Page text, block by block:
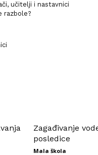
učitelji i nastavnici
razbole?
Zagađivanje
posledice
Mala škola